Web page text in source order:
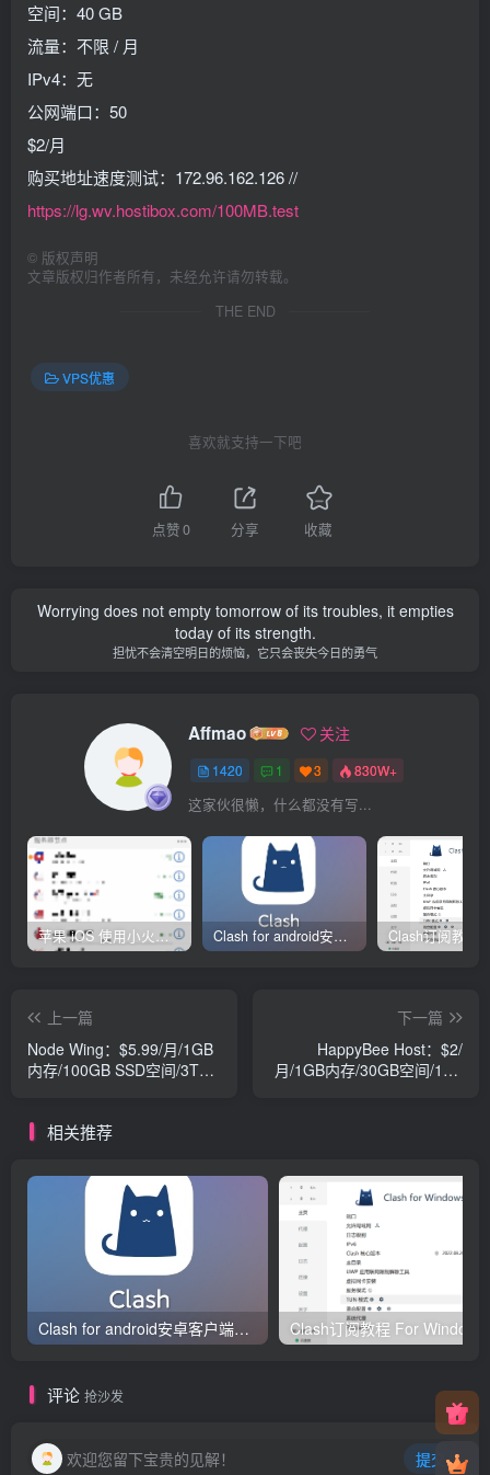
空间：40 GB
流量：不限 / 月
IPv4：无
公网端口：50
$2/月
购买地址速度测试：172.96.162.126 //
https://lg.wv.hostibox.com/100MB.test
© 版权声明
文章版权归作者所有，未经允许请勿转载。
THE END
VPS优惠
喜欢就支持一下吧
点赞0 分享 收藏
Worrying does not empty tomorrow of its troubles, it empties
today of its strength.
担忧不会清空明日的烦恼，它只会丧失今日的勇气
Affmao 关注
1420 1 3 830W+
这家伙很懒，什么都没有写...
苹果 iOS 使用小火箭(shadowrocket)新手教程 Clash for android安卓客户端保姆级新手使用教程
上一篇
Node Wing：$5.99/月/1GB
内存/100GB SSD空间/3TB
下一篇
HappyBee Host：$2/
月/1GB内存/30GB空间/1TB
相关推荐
Clash for android安卓客户端保姆级新手使用教程
评论 抢沙发
欢迎您留下宝贵的见解！ 提交